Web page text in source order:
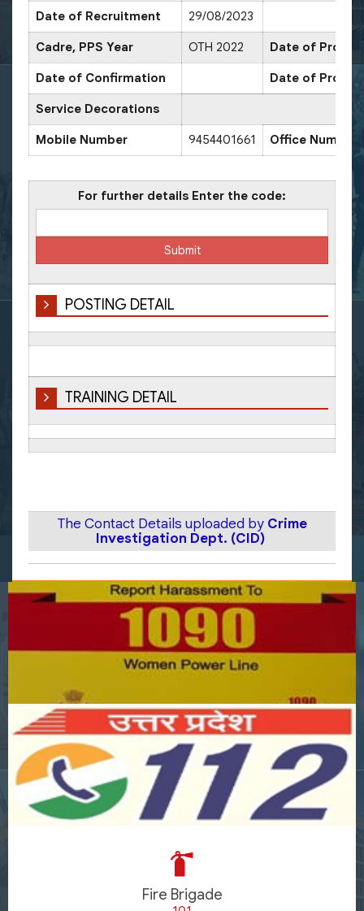
Date of Recruitment 29/08/2023
Cadre, PPS Year OTH 2022 Date of
Date of Confirmation Date of
Service Decorations
Mobile Number 9454401661 Office Number
For further details Enter the code:
POSTING DETAIL
TRAINING DETAIL
The Contact Details uploaded by Crime
Investigation Dept. (CID)
Fire Brigade